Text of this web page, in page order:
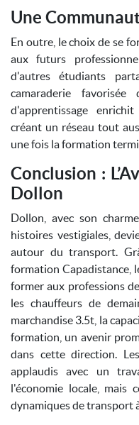
Une
En outre, le choix de se
aux futurs
d'autres étudiants
camaraderie
d'apprentissage
créant un réseau tout
une fois la formation
Conclusion :
Dollon
Dollon, avec son
histoires vestigiales,
autour du transport.
formation Capadistance,
former aux professions
les chauffeurs de
marchandise 3.5t, la
formation, un avenir
dans cette direction.
applaudis avec un
l'économie locale, mais
dynamiques de transport